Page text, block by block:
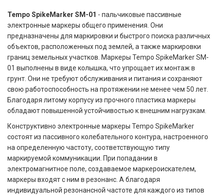
Tempo SpikeMarker SM-01 - пальчиковые пассивные
электронные маркеры общего применения. Они
предназначены для маркировки и быстрого поиска различных
объектов, расположенных под землей, а также маркировки
границ земельных участков. Маркеры Tempo SpikeMarker SM-
01 выполнены в виде колышка, что упрощает их монтаж в
грунт. Они не требуют обслуживания и питания и сохраняют
свою работоспособность на протяжении не менее чем 50 лет.
Благодаря литому корпусу из прочного пластика маркеры
обладают повышенной устойчивостью к внешним нагрузкам.
Конструктивно электронные маркеры Tempo SpikeMarker
состоят из пассивного колебательного контура, настроенного
на определенную частоту, соответствующую типу
маркируемой коммуникации. При попадании в
электромагнитное поле, создаваемое маркероискателем,
маркеры входят с ним в резонанс. А благодаря
индивидуальной резонансной частоте для каждого из типов